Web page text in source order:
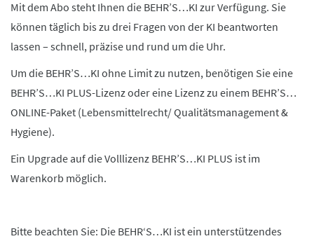
Mit dem Abo steht Ihnen die BEHR’S…KI zur Verfügung. Sie
können täglich bis zu drei Fragen von der KI beantworten
lassen – schnell, präzise und rund um die Uhr.
Um die BEHR’S…KI ohne Limit zu nutzen, benötigen Sie eine
BEHR’S…KI PLUS-Lizenz oder eine Lizenz zu einem BEHR’S…
ONLINE-Paket (Lebensmittelrecht/ Qualitätsmanagement &
Hygiene).
Ein Upgrade auf die Volllizenz BEHR’S…KI PLUS ist im
Warenkorb möglich.
Bitte beachten Sie: Die BEHR‘S…KI ist ein unterstützendes